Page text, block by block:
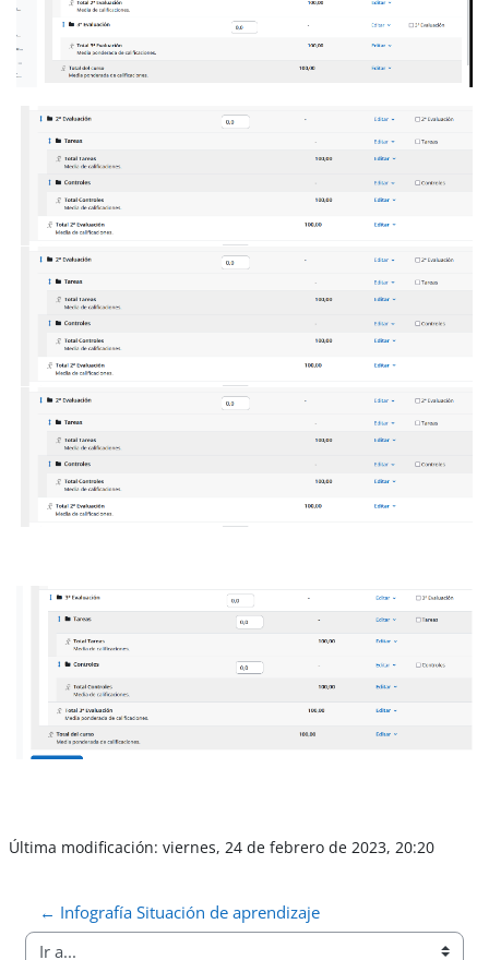
Última modificación: viernes, 24 de febrero de 2023, 20:20
← Infografía Situación de aprendizaje